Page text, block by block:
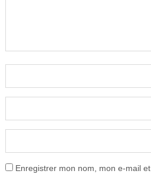
Enregistrer mon nom, mon e-mail